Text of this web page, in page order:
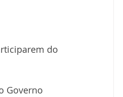
do
Governo